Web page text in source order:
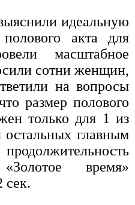
идеальную
полового акта для
масштабное
сотни женщин,
на вопросы
размер полового
только для 1 из
главным
продолжительность
время»
сек.